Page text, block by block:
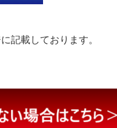
記載しております。